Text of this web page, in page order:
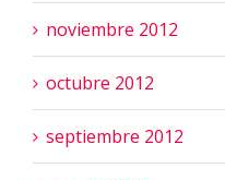
noviembre 2012
octubre 2012
septiembre 2012